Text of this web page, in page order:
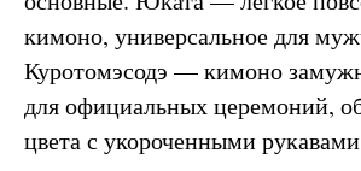
кимоно, универсальное для
Куротомэсодэ — кимоно
для официальных церемоний,
цвета с укороченными